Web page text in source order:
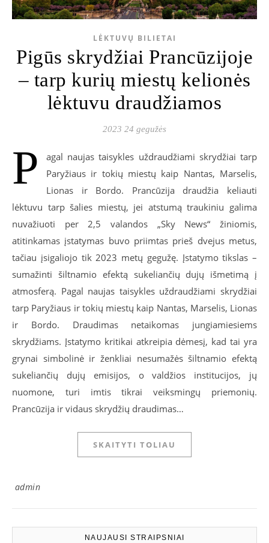
LĖKTUVŲ BILIETAI
Pigūs skrydžiai Prancūzijoje
– tarp kurių miestų kelionės
lėktuvu draudžiamos
2023 24 gegužės
P
agal naujas taisykles uždraudžiami skrydžiai tarp
Paryžiaus ir tokių miestų kaip Nantas, Marselis,
Lionas ir Bordo. Prancūzija draudžia keliauti
lėktuvu tarp šalies miestų, jei atstumą traukiniu galima
nuvažiuoti per 2,5 valandos „Sky News“ žiniomis,
atitinkamas įstatymas buvo priimtas prieš dvejus metus,
tačiau įsigaliojo tik 2023 metų gegužę. Įstatymo tikslas –
sumažinti šiltnamio efektą sukeliančių dujų išmetimą į
atmosferą. Pagal naujas taisykles uždraudžiami skrydžiai
tarp Paryžiaus ir tokių miestų kaip Nantas, Marselis, Lionas
ir Bordo. Draudimas netaikomas jungiamiesiems
skrydžiams. Įstatymo kritikai atkreipia dėmesį, kad tai yra
grynai simbolinė ir ženkliai nesumažės šiltnamio efektą
sukeliančių dujų emisijos, o valdžios institucijos, jų
nuomone, turi imtis tikrai veiksmingų priemonių.
Prancūzija ir vidaus skrydžių draudimas…
SKAITYTI TOLIAU
admin
NAUJAUSI STRAIPSNIAI